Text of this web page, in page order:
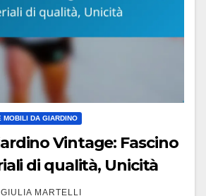
MOBILI DA GIARDINO
Vintage: Fascino
di qualità, Unicità
GIULIA MARTELLI